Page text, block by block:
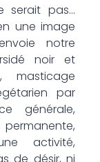
serait pas…
une image
notre
noir et
masticage
par
générale,
activité,